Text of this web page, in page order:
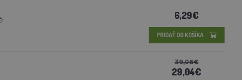
6,29€
PRIDAŤ DO KOŠÍKA
39,06€
29,04€